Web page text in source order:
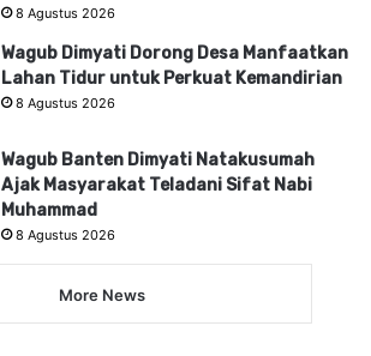
8 Agustus 2026
Wagub Dimyati Dorong Desa Manfaatkan
Lahan Tidur untuk Perkuat Kemandirian
8 Agustus 2026
Wagub Banten Dimyati Natakusumah
Ajak Masyarakat Teladani Sifat Nabi
Muhammad
8 Agustus 2026
More News